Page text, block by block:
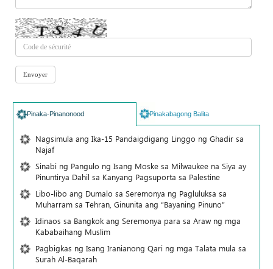
Pinaka-Pinanonood Pinakabagong Balita
Nagsimula ang Ika-15 Pandaigdigang Linggo ng Ghadir sa
Najaf
Sinabi ng Pangulo ng Isang Moske sa Milwaukee na Siya ay
Pinuntirya Dahil sa Kanyang Pagsuporta sa Palestine
Libo-libo ang Dumalo sa Seremonya ng Pagluluksa sa
Muharram sa Tehran, Ginunita ang “Bayaning Pinuno”
Idinaos sa Bangkok ang Seremonya para sa Araw ng mga
Kababaihang Muslim
Pagbigkas ng Isang Iranianong Qari ng mga Talata mula sa
Surah Al-Baqarah